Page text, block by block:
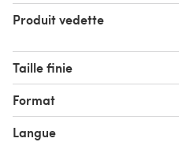
Produit vedette
Taille finie
Format
Langue